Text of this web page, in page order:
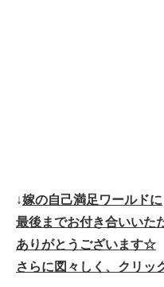
↓嫁の自己満足ワールドに
最後までお付き合いいた
ありがとうございます☆
さらに図々しく、クリ